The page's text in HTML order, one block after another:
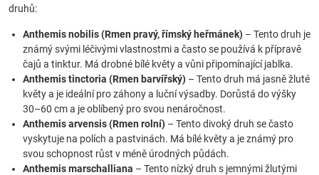
druhů:
Anthemis nobilis (Rmen pravý, římský heřmánek) – Tento druh je
známý svými léčivými vlastnostmi a často se používá k přípravě
čajů a tinktur. Má drobné bílé květy a vůni připomínající jablka.
Anthemis tinctoria (Rmen barvířský) – Tento druh má jasně žluté
květy a je ideální pro záhony a luční výsadby. Dorůstá do výšky
30–60 cm a je oblíbený pro svou nenáročnost.
Anthemis arvensis (Rmen rolní) – Tento divoký druh se často
vyskytuje na polích a pastvinách. Má bílé květy a je známý pro
svou schopnost růst v méně úrodných půdách.
Anthemis marschalliana – Tento nízký druh s jemnými žlutými